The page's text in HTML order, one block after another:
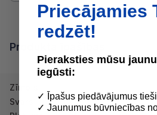
Produkta īpašības
Zīmols
Svars
Priecājamies
redzēt!
Pieraksties mūsu
iegūsti:
✓ Īpašus piedāvājumus
✓ Jaunumus būvniecības